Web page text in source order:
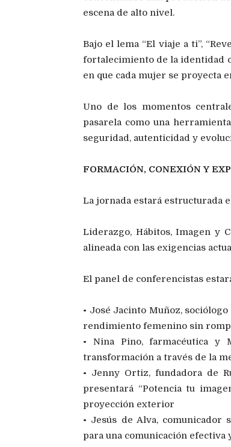
escena de alto nivel.
Bajo el lema “El viaje a ti”,
fortalecimiento de la identidad
en que cada mujer se proyecta
Uno de los momentos
pasarela como una
seguridad, autenticidad y
FORMACIÓN, CONEXIÓN Y
La jornada estará estructurada
Liderazgo, Hábitos, Imagen y
alineada con las exigencias
El panel de conferencistas
• José Jacinto Muñoz,
rendimiento femenino sin
• Nina Pino, farmacéutica y
transformación a través de la
• Jenny Ortiz, fundadora de
presentará “Potencia tu
proyección exterior
• Jesús de Alva,
para una comunicación efectiva